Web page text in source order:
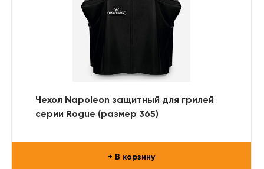
Чехол Napoleon защитный для грилей
серии Rogue (размер 365)
+ В корзину